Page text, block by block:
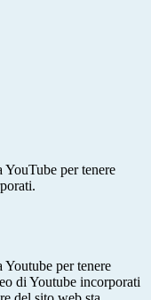
YouTube per tenere
Youtube per tenere
di Youtube incorporati